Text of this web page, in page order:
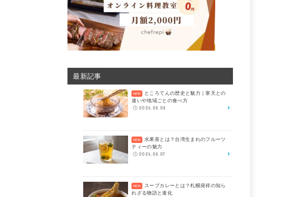
最新記事
ところてんの歴史と魅力｜寒天との
違いや地域ごとの食べ方
2026.08.08
水果茶とは？台湾生まれのフルーツ
ティーの魅力
2026.08.07
スープカレーとは？札幌発祥の知ら
れざる物語と進化